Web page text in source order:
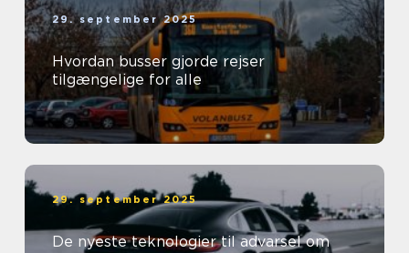
29. september 2025
Hvordan busser gjorde rejser
tilgængelige for alle
29. september 2025
De nyeste teknologier til advarsel om